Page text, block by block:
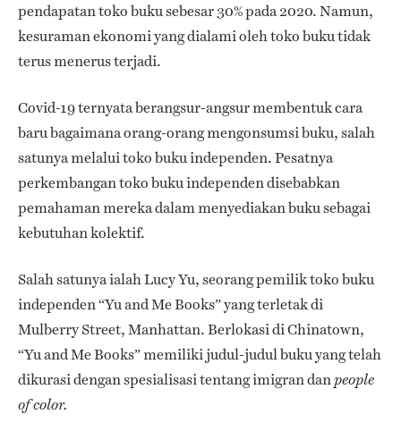
pendapatan toko buku sebesar 30% pada 2020. Namun,
kesuraman ekonomi yang dialami oleh toko buku tidak
terus menerus terjadi.
Covid-19 ternyata berangsur-angsur membentuk cara
baru bagaimana orang-orang mengonsumsi buku, salah
satunya melalui toko buku independen. Pesatnya
perkembangan toko buku independen disebabkan
pemahaman mereka dalam menyediakan buku sebagai
kebutuhan kolektif.
Salah satunya ialah Lucy Yu, seorang pemilik toko buku
independen “Yu and Me Books” yang terletak di
Mulberry Street, Manhattan. Berlokasi di Chinatown,
“Yu and Me Books” memiliki judul-judul buku yang telah
dikurasi dengan spesialisasi tentang imigran danpeople
of color.